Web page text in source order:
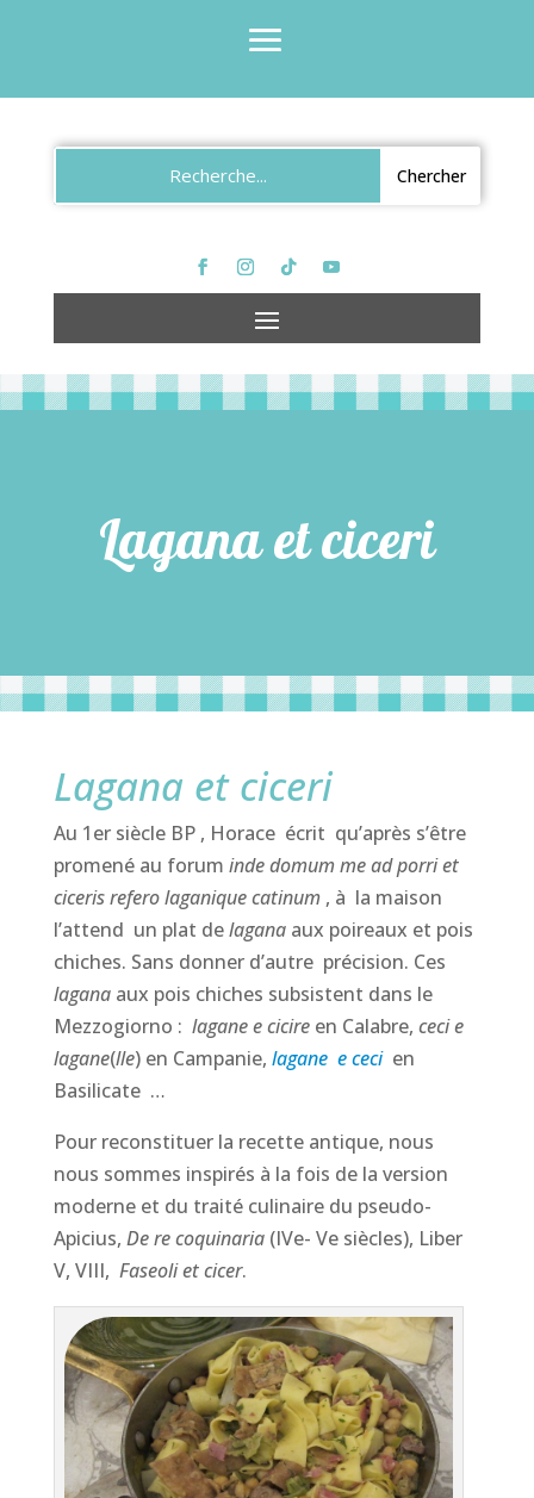
Lagana et ciceri
Lagana et ciceri
Au 1er siècle BP , Horace écrit qu’après s’être
promené au forum inde domum me ad porri et
ciceris refero laganique catinum, à la maison
l’attend un plat delaganaaux poireaux et pois
chiches. Sans donner d’autre précision. Ces
laganaaux pois chiches subsistent dans le
Mezzogiorno : lagane e cicireen Calabre, ceci e
lagane(lle) en Campanie, lagane e ceci en
Basilicate …
Pour reconstituer la recette antique, nous
nous sommes inspirés à la fois de la version
moderne et du traité culinaire du pseudo-
Apicius, De re coquinaria(IVe- Ve siècles), Liber
V, VIII, Faseoli et cicer.